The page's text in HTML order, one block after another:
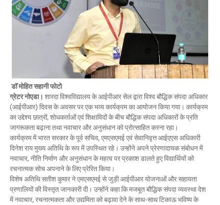
डॉ मोहित सहानी फोटो
ग्रेटर नोएडा। शारदा विश्वविद्यालय के आईपीआर सेल द्वारा विश्व बौद्धिक संपदा अधिकार
(आईपीआर) दिवस के अवसर पर एक भव्य कार्यक्रम का आयोजन किया गया। कार्यक्रम
का उद्देश्य छात्रों, शोधकर्ताओं एवं शिक्षाविदों के बीच बौद्धिक संपदा अधिकारों के प्रति
जागरूकता बढ़ाना तथा नवाचार और अनुसंधान को प्रोत्साहित करना रहा।
कार्यक्रम में भारत सरकार के पूर्व सचिव, एमएसएमई एवं सेवानिवृत्त आईएएस अधिकारी
दिनेश राय मुख्य अतिथि के रूप में उपस्थित रहे। उन्होंने अपने प्रेरणादायक संबोधन में
नवाचार, नीति निर्माण और अनुसंधान के महत्व पर प्रकाश डालते हुए विद्यार्थियों को
रचनात्मक सोच अपनाने के लिए प्रेरित किया।
विशेष अतिथि सतीश कुमार ने एमएसएमई से जुड़ी आईपीआर योजनाओं और सहायता
प्रणालियों की विस्तृत जानकारी दी। उन्होंने कहा कि मजबूत बौद्धिक संपदा व्यवस्था देश
में नवाचार, रचनात्मकता और उद्यमिता को बढ़ावा देने के साथ-साथ टिकाऊ भविष्य के